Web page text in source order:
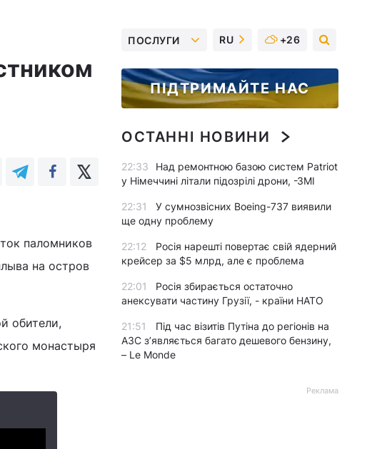
паломников
на остров
обители,
монастыря
ПОСЛУГИ RU +26
ПІДТРИМАЙТЕ НАС
ОСТАННІ НОВИНИ
22:33
Над ремонтною базою систем Patriot
у Німеччині літали підозрілі дрони, -ЗМІ
22:31
У сумнозвісних Boeing-737 виявили
ще одну проблему
22:12
Росія нарешті повертає свій ядерний
крейсер за $5 млрд, але є проблема
22:01
Росія збирається остаточно
анексувати частину Грузії, - країни НАТО
21:51
Під час візитів Путіна до регіонів на
АЗС з’являється багато дешевого бензину,
– Le Monde
Реклама